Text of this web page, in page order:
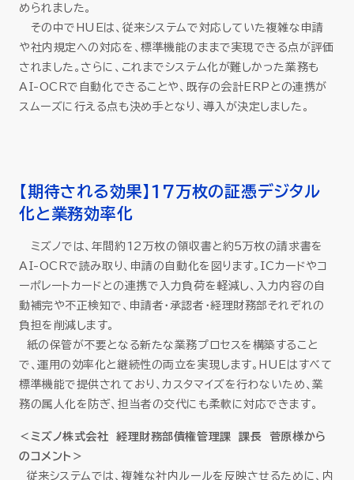
められました。
その中でHUEは、従来システムで対応していた複雑な申請
や社内規定への対応を、標準機能のままで実現できる点が評価
されました。さらに、これまでシステム化が難しかった業務も
AI-OCRで自動化できることや、既存の会計ERPとの連携が
スムーズに行える点も決め手となり、導入が決定しました。
【期待される効果】17万枚の証憑デジタル
化と業務効率化
ミズノでは、年間約12万枚の領収書と約5万枚の請求書を
AI-OCRで読み取り、申請の自動化を図ります。ICカードやコ
ーポレートカードとの連携で入力負荷を軽減し、入力内容の自
動補完や不正検知で、申請者・承認者・経理財務部それぞれの
負担を削減します。
紙の保管が不要となる新たな業務プロセスを構築すること
で、運用の効率化と継続性の両立を実現します。HUEはすべて
標準機能で提供されており、カスタマイズを行わないため、業
務の属人化を防ぎ、担当者の交代にも柔軟に対応できます。
＜ミズノ株式会社 経理財務部債権管理課 課長 菅原様から
のコメント＞
従来システムでは、複雑な社内ルールを反映させるために、内